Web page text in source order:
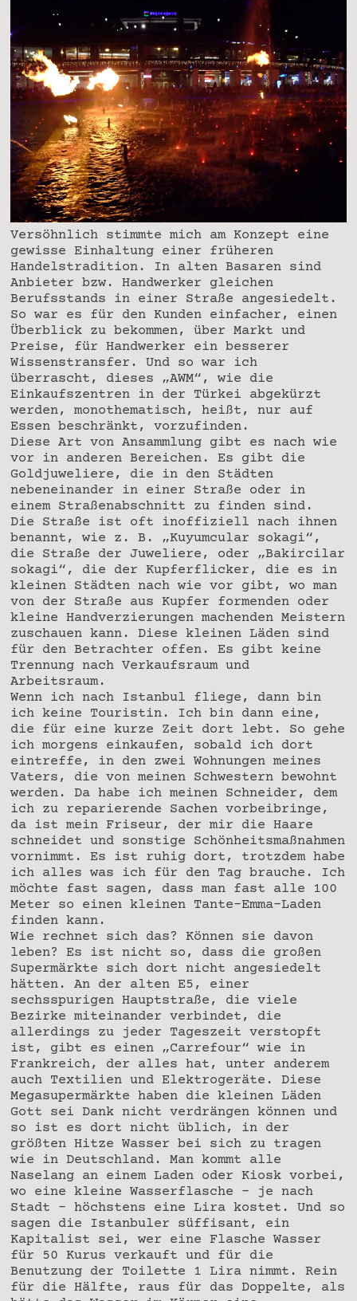
Versöhnlich stimmte mich am Konzept eine
gewisse Einhaltung einer früheren
Handelstradition. In alten Basaren sind
Anbieter bzw. Handwerker gleichen
Berufsstands in einer Straße angesiedelt.
So war es für den Kunden einfacher, einen
Überblick zu bekommen, über Markt und
Preise, für Handwerker ein besserer
Wissenstransfer. Und so war ich
überrascht, dieses „AWM“, wie die
Einkaufszentren in der Türkei abgekürzt
werden, monothematisch, heißt, nur auf
Essen beschränkt, vorzufinden.
Diese Art von Ansammlung gibt es nach wie
vor in anderen Bereichen. Es gibt die
Goldjuweliere, die in den Städten
nebeneinander in einer Straße oder in
einem Straßenabschnitt zu finden sind.
Die Straße ist oft inoffiziell nach ihnen
benannt, wie z. B. „Kuyumcular sokagi“,
die Straße der Juweliere, oder „Bakircilar
sokagi“, die der Kupferflicker, die es in
kleinen Städten nach wie vor gibt, wo man
von der Straße aus Kupfer formenden oder
kleine Handverzierungen machenden Meistern
zuschauen kann. Diese kleinen Läden sind
für den Betrachter offen. Es gibt keine
Trennung nach Verkaufsraum und
Arbeitsraum.
Wenn ich nach Istanbul fliege, dann bin
ich keine Touristin. Ich bin dann eine,
die für eine kurze Zeit dort lebt. So gehe
ich morgens einkaufen, sobald ich dort
eintreffe, in den zwei Wohnungen meines
Vaters, die von meinen Schwestern bewohnt
werden. Da habe ich meinen Schneider, dem
ich zu reparierende Sachen vorbeibringe,
da ist mein Friseur, der mir die Haare
schneidet und sonstige Schönheitsmaßnahmen
vornimmt. Es ist ruhig dort, trotzdem habe
ich alles was ich für den Tag brauche. Ich
möchte fast sagen, dass man fast alle 100
Meter so einen kleinen Tante-Emma-Laden
finden kann.
Wie rechnet sich das? Können sie davon
leben? Es ist nicht so, dass die großen
Supermärkte sich dort nicht angesiedelt
hätten. An der alten E5, einer
sechsspurigen Hauptstraße, die viele
Bezirke miteinander verbindet, die
allerdings zu jeder Tageszeit verstopft
ist, gibt es einen „Carrefour“ wie in
Frankreich, der alles hat, unter anderem
auch Textilien und Elektrogeräte. Diese
Megasupermärkte haben die kleinen Läden
Gott sei Dank nicht verdrängen können und
so ist es dort nicht üblich, in der
größten Hitze Wasser bei sich zu tragen
wie in Deutschland. Man kommt alle
Naselang an einem Laden oder Kiosk vorbei,
wo eine kleine Wasserflasche – je nach
Stadt – höchstens eine Lira kostet. Und so
sagen die Istanbuler süffisant, ein
Kapitalist sei, wer eine Flasche Wasser
für 50 Kurus verkauft und für die
Benutzung der Toilette 1 Lira nimmt. Rein
für die Hälfte, raus für das Doppelte, als